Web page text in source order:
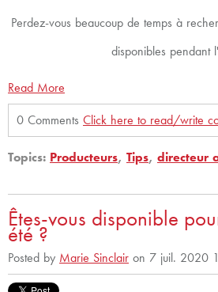
Perdez-vous beaucoup de temps à
disponibles pendant
Read More
0 Comments Click here to read/write
Topics: Producteurs, Tips, directeur
Êtes-vous disponible
été ?
Posted by Marie Sinclair on 7 juil. 2020